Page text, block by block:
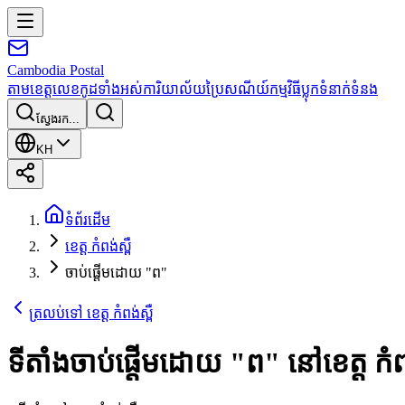
Cambodia Postal
តាមខេត្តលេខកូដទាំងអស់ការិយាល័យប្រៃសណីយ៍កម្មវិធីប្លុកទំនាក់ទំនង
ស្វែងរក...
KH
ទំព័រដើម
ខេត្ត កំពង់ស្ពឺ
ចាប់ផ្តើមដោយ "ព"
ត្រលប់ទៅ ខេត្ត កំពង់ស្ពឺ
ទីតាំងចាប់ផ្តើមដោយ "ព" នៅខេត្ត កំ